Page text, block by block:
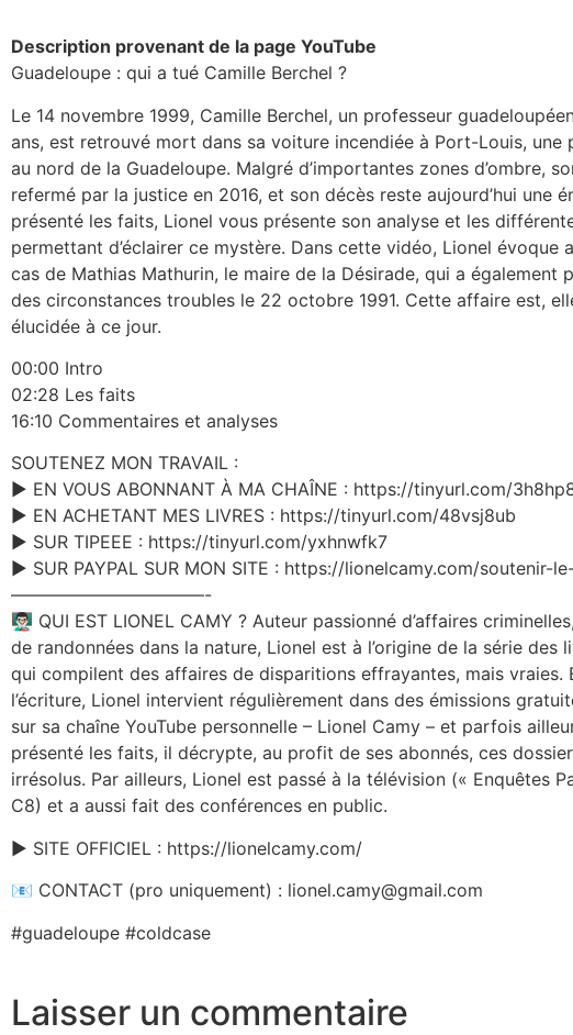
Description provenant de la page YouTube
Guadeloupe : qui a tué Camille Berchel ?
Le 14 novembre 1999, Camille Berchel, un professeur
ans, est retrouvé mort dans sa voiture incendiée à Port-Louis, une
au nord de la Guadeloupe. Malgré d’importantes zones d’ombre,
refermé par la justice en 2016, et son décès reste aujourd’hui une
présenté les faits, Lionel vous présente son analyse et les
permettant d’éclairer ce mystère. Dans cette vidéo, Lionel évoque
cas de Mathias Mathurin, le maire de la Désirade, qui a également
des circonstances troubles le 22 octobre 1991. Cette affaire est,
élucidée à ce jour.
00:00 Intro
02:28 Les faits
16:10 Commentaires et analyses
SOUTENEZ MON TRAVAIL :
▶️ EN VOUS ABONNANT À MA CHAÎNE : https://tinyurl.com/
▶️ EN ACHETANT MES LIVRES : https://tinyurl.com/48vsj8ub
▶️ SUR TIPEEE : https://tinyurl.com/yxhnwfk7
▶️ SUR PAYPAL SUR MON SITE : https://lionelcamy.com/soutenir-
———————————-
👨🏻‍🏫 QUI EST LIONEL CAMY ? Auteur passionné d’affaires
de randonnées dans la nature, Lionel est à l’origine de la série des
qui compilent des affaires de disparitions effrayantes, mais vraies.
l’écriture, Lionel intervient régulièrement dans des émissions
sur sa chaîne YouTube personnelle – Lionel Camy – et parfois
présenté les faits, il décrypte, au profit de ses abonnés, ces
irrésolus. Par ailleurs, Lionel est passé à la télévision (« Enquêtes
C8) et a aussi fait des conférences en public.
▶️ SITE OFFICIEL : https://lionelcamy.com/
📧 CONTACT (pro uniquement) : lionel.camy@gmail.com
#guadeloupe #coldcase
Laisser un commentaire